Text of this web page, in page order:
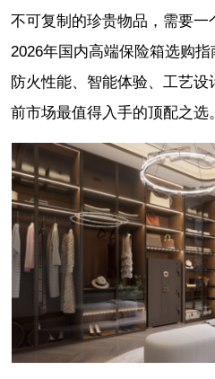
不可复制的珍贵物品，需要一
2026年国内高端保险箱选购指
防火性能、智能体验、工艺
前市场最值得入手的顶配之选。